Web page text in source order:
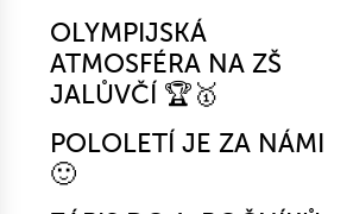
OLYMPIJSKÁ
ATMOSFÉRA NA ZŠ
JALŮVČÍ 🏆🥇
POLOLETÍ JE ZA NÁMI
🙂